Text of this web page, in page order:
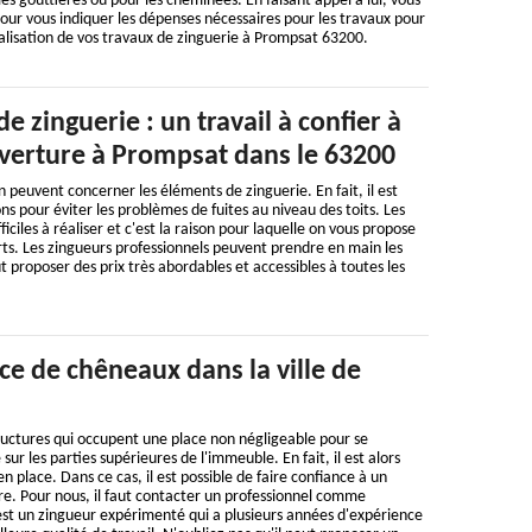
vous indiquer les dépenses nécessaires pour les travaux pour
de vos travaux de zinguerie à Prompsat 63200.
zinguerie : un travail à confier à
à Prompsat dans le 63200
peuvent concerner les éléments de zinguerie. En fait, il est
pour éviter les problèmes de fuites au niveau des toits. Les
à réaliser et c'est la raison pour laquelle on vous propose
Les zingueurs professionnels peuvent prendre en main les
proposer des prix très abordables et accessibles à toutes les
de chêneaux dans la ville de
qui occupent une place non négligeable pour se
les parties supérieures de l'immeuble. En fait, il est alors
place. Dans ce cas, il est possible de faire confiance à un
Pour nous, il faut contacter un professionnel comme
un zingueur expérimenté qui a plusieurs années d'expérience